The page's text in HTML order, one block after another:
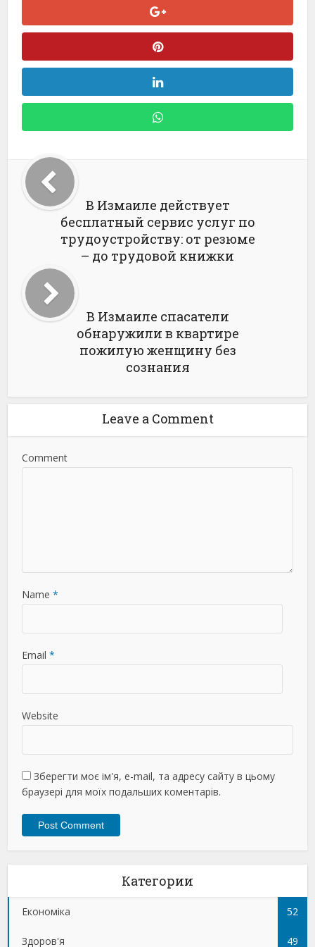
В Измаиле действует
бесплатный сервис услуг по
трудоустройству: от резюме
– до трудовой книжки
В Измаиле спасатели
обнаружили в квартире
пожилую женщину без
сознания
Leave a Comment
Comment
Name *
Email *
Website
Зберегти моє ім'я, e-mail, та адресу сайту в цьому
браузері для моїх подальших коментарів.
Категории
Економіка 52
Здоров'я 49